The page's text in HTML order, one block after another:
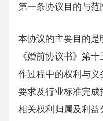
第一条协议目的与范
本协议的主要目的是
《婚前协议书》第
作过程中的权利与
要求及行业标准完
相关权利归属及利